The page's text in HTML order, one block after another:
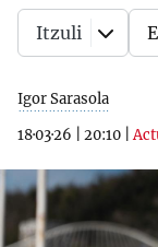
Igor Sarasola
18·03·26
20:10 |
Itzuli